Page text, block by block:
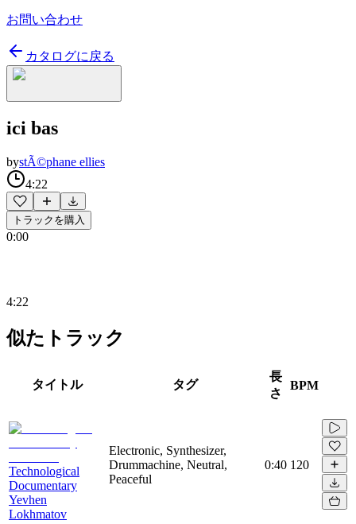
お問い合わせ
カタログに戻る
ici bas
bystÃ©phane ellies
4:22
トラックを購入
0:00
4:22
似たトラック
タイトル タグ
長
さ
BPM
Technological
Documentary
Yevhen
Lokhmatov
Electronic, Synthesizer,
Drummachine, Neutral,
Peaceful
0:40 120